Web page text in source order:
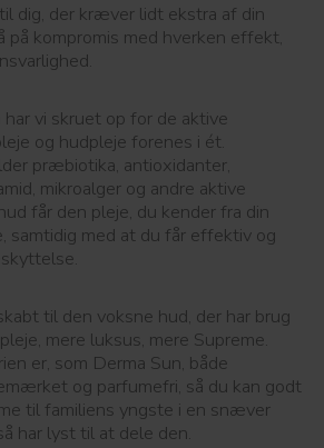
dig, der kræver lidt ekstra af din
på kompromis med hverken effekt,
vi skruet op for de aktive
og hudpleje forenes i ét.
præbiotika, antioxidanter,
mikroalger og andre aktive
får den pleje, du kender fra din
samtidig med at du får effektiv og
til den voksne hud, der har brug
mere luksus, mere Supreme.
er, som Derma Sun, både
og parfumefri, så du kan godt
til familiens yngste i en snæver
har lyst til at dele den.